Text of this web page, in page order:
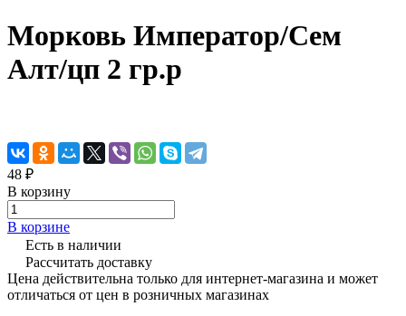
Морковь Император/Сем
Алт/цп 2 гр.р
48 ₽
В корзину
В корзине
Есть в наличии
Рассчитать доставку
Цена действительна только для интернет-магазина и может
отличаться от цен в розничных магазинах